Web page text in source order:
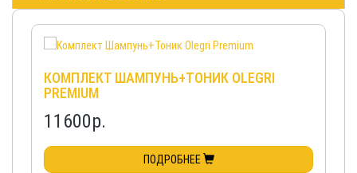
КОМПЛЕКТ ШАМПУНЬ+ТОНИК OLEGRI
PREMIUM
11600р.
ПОДРОБНЕЕ